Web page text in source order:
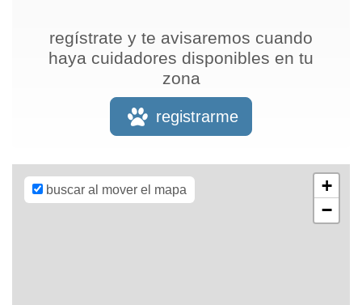
regístrate y te avisaremos cuando
haya cuidadores disponibles en tu
zona
registrarme
buscar al mover el mapa
+
−
OpenStreetMap
CC-BY-SA